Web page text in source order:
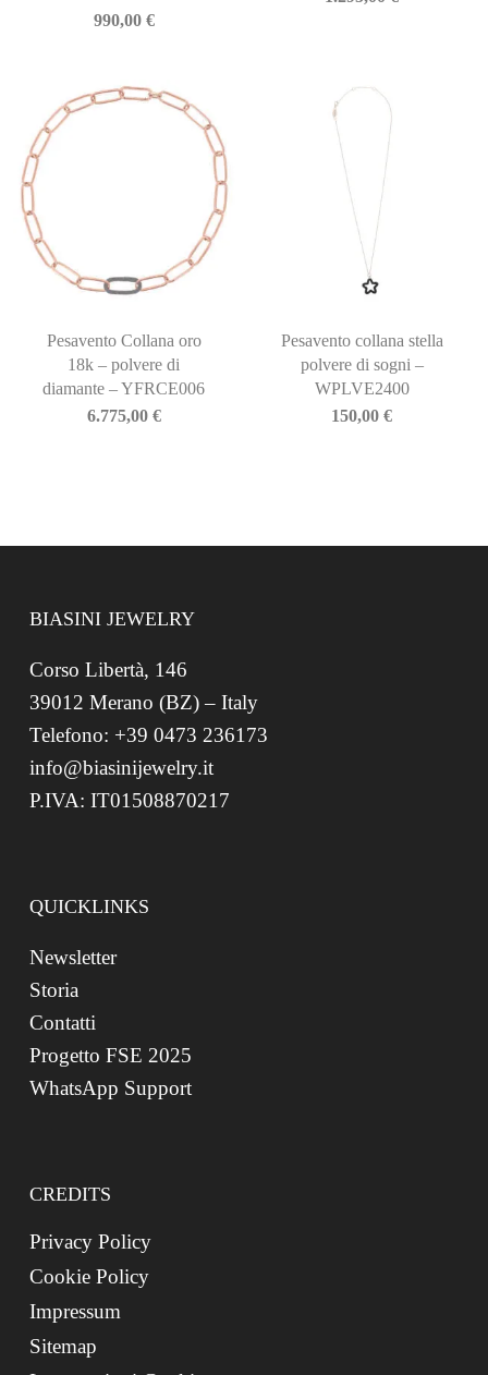
990,00 €
Pesavento Collana oro
18k – polvere di
diamante – YFRCE006
6.775,00 €
Pesavento collana stella
polvere di sogni –
WPLVE2400
150,00€
BIASINI JEWELRY
Corso Libertà, 146
39012 Merano (BZ) – Italy
Telefono: +39 0473 236173
info@biasinijewelry.it
P.IVA: IT01508870217
QUICKLINKS
Newsletter
Storia
Contatti
Progetto FSE 2025
WhatsApp Support
CREDITS
Privacy Policy
Cookie Policy
Impressum
Sitemap